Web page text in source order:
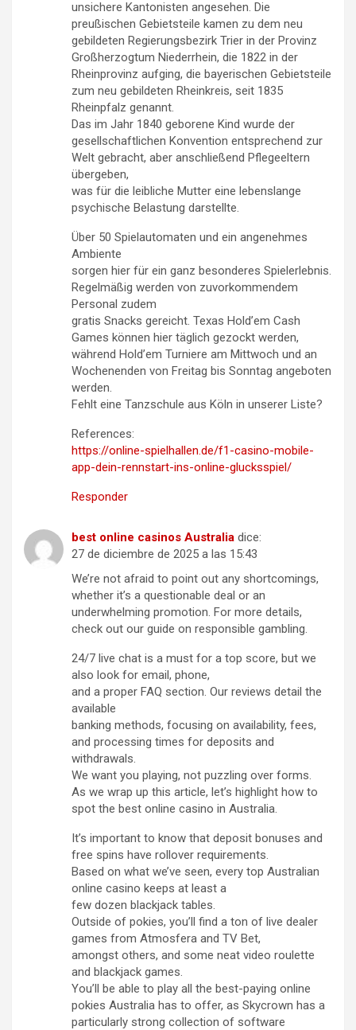
unsichere Kantonisten angesehen. Die
preußischen Gebietsteile kamen zu dem neu
gebildeten Regierungsbezirk Trier in der Provinz
Großherzogtum Niederrhein, die 1822 in der
Rheinprovinz aufging, die bayerischen Gebietsteile
zum neu gebildeten Rheinkreis, seit 1835
Rheinpfalz genannt.
Das im Jahr 1840 geborene Kind wurde der
gesellschaftlichen Konvention entsprechend zur
Welt gebracht, aber anschließend Pflegeeltern
übergeben,
was für die leibliche Mutter eine lebenslange
psychische Belastung darstellte.
Über 50 Spielautomaten und ein angenehmes
Ambiente
sorgen hier für ein ganz besonderes Spielerlebnis.
Regelmäßig werden von zuvorkommendem
Personal zudem
gratis Snacks gereicht. Texas Hold’em Cash
Games können hier täglich gezockt werden,
während Hold’em Turniere am Mittwoch und an
Wochenenden von Freitag bis Sonntag angeboten
werden.
Fehlt eine Tanzschule aus Köln in unserer Liste?
References:
https://online-spielhallen.de/f1-casino-mobile-
app-dein-rennstart-ins-online-glucksspiel/
Responder
best online casinos Australia dice:
27 de diciembre de 2025 a las 15:43
We’re not afraid to point out any shortcomings,
whether it’s a questionable deal or an
underwhelming promotion. For more details,
check out our guide on responsible gambling.
24/7 live chat is a must for a top score, but we
also look for email, phone,
and a proper FAQ section. Our reviews detail the
available
banking methods, focusing on availability, fees,
and processing times for deposits and
withdrawals.
We want you playing, not puzzling over forms.
As we wrap up this article, let’s highlight how to
spot the best online casino in Australia.
It’s important to know that deposit bonuses and
free spins have rollover requirements.
Based on what we’ve seen, every top Australian
online casino keeps at least a
few dozen blackjack tables.
Outside of pokies, you’ll find a ton of live dealer
games from Atmosfera and TV Bet,
amongst others, and some neat video roulette
and blackjack games.
You’ll be able to play all the best-paying online
pokies Australia has to offer, as Skycrown has a
particularly strong collection of software